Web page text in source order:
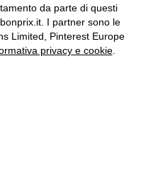
da parte di questi
I partner sono le
Limited, Pinterest Europe
privacy e cookie.